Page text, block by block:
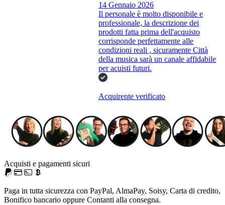
14 Gennaio 2026
Il personale è molto disponibile e
professionale, la descrizione dei
prodotti fatta prima dell'acquisto
corrisponde perfettamente alle
condizioni reali , sicuramente Città
della musica sarà un canale affidabile
per acuisti futuri.
Acquirente verificato
Acquisti e pagamenti sicuri
Paga in tutta sicurezza con PayPal, AlmaPay, Soisy, Carta di credito,
Bonifico bancario oppure Contanti alla consegna.